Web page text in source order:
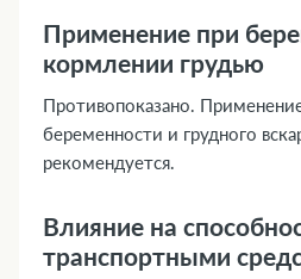
Применение при
кормлении грудью
Противопоказано.
беременности и грудного
рекомендуется.
Влияние на
транспортными